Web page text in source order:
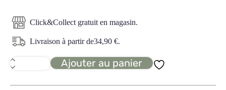
Click&Collect gratuit en magasin.
Livraison à partir de34,90 €.
quantité
de
M
Ajouter au panier